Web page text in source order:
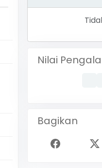
Nilai
Bagikan